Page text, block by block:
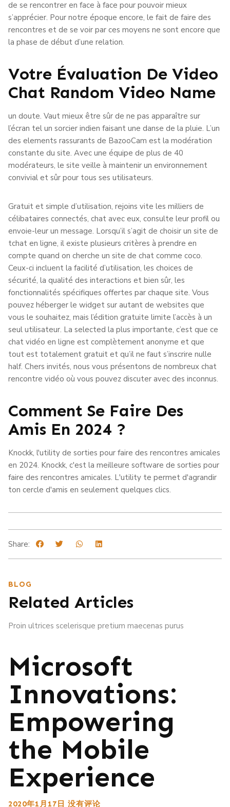
de se rencontrer en face à face pour pouvoir mieux
s’apprécier. Pour notre époque encore, le fait de faire des
rencontres et de se voir par ces moyens ne sont encore que
la phase de début d’une relation.
Votre Évaluation De Video
Chat Random Video Name
un doute. Vaut mieux être sûr de ne pas apparaître sur
l’écran tel un sorcier indien faisant une danse de la pluie. L’un
des elements rassurants de BazooCam est la modération
constante du site. Avec une équipe de plus de 40
modérateurs, le site veille à maintenir un environnement
convivial et sûr pour tous ses utilisateurs.
Gratuit et simple d’utilisation, rejoins vite les milliers de
célibataires connectés, chat avec eux, consulte leur profil ou
envoie-leur un message. Lorsqu’il s’agit de choisir un site de
tchat en ligne, il existe plusieurs critères à prendre en
compte quand on cherche un site de chat comme coco.
Ceux-ci incluent la facilité d’utilisation, les choices de
sécurité, la qualité des interactions et bien sûr, les
fonctionnalités spécifiques offertes par chaque site. Vous
pouvez héberger le widget sur autant de websites que
vous le souhaitez, mais l’édition gratuite limite l’accès à un
seul utilisateur. La selected la plus importante, c’est que ce
chat vidéo en ligne est complètement anonyme et que
tout est totalement gratuit et qu’il ne faut s’inscrire nulle
half. Chers invités, nous vous présentons de nombreux chat
rencontre vidéo où vous pouvez discuter avec des inconnus.
Comment Se Faire Des
Amis En 2024 ?
Knockk, l'utility de sorties pour faire des rencontres amicales
en 2024. Knockk, c'est la meilleure software de sorties pour
faire des rencontres amicales. L'utility te permet d'agrandir
ton cercle d'amis en seulement quelques clics.
Share:
BLOG
Related Articles
Proin ultrices scelerisque pretium maecenas purus
Microsoft
Innovations:
Empowering
the Mobile
Experience
2020年1月17日 没有评论